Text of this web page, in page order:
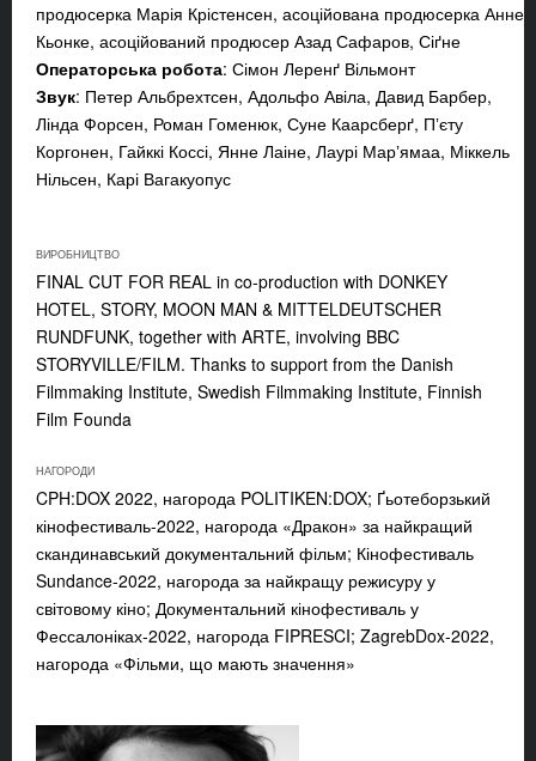
продюсерка Марія Крістенсен, асоційована продюсерка Анне
Кьонке, асоційований продюсер Азад Сафаров, Сіґне
Операторська робота: Сімон Леренґ Вільмонт
Звук: Петер Альбрехтсен, Адольфо Авіла, Давид Барбер,
Лінда Форсен, Роман Гоменюк, Суне Каарсберґ, Пʼєту
Коргонен, Гайккі Коссі, Янне Лаіне, Лаурі Марʼямаа, Міккель
Нільсен, Карі Вагакуопус
ВИРОБНИЦТВО
FINAL CUT FOR REAL in co-production with DONKEY
HOTEL, STORY, MOON MAN & MITTELDEUTSCHER
RUNDFUNK, together with ARTE, involving BBC
STORYVILLE/FILM. Thanks to support from the Danish
Filmmaking Institute, Swedish Filmmaking Institute, Finnish
Film Founda
НАГОРОДИ
CPH:DOX 2022, нагорода POLITIKEN:DOX; Ґьотеборзький
кінофестиваль-2022, нагорода «Дракон» за найкращий
скандинавський документальний фільм; Кінофестиваль
Sundance-2022, нагорода за найкращу режисуру у
світовому кіно; Документальний кінофестиваль у
Фессалоніках-2022, нагорода FIPRESCI; ZagrebDox-2022,
нагорода «Фільми, що мають значення»